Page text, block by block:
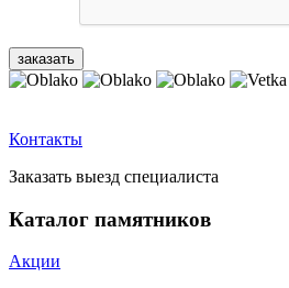
Контакты
Заказать выезд специалиста
Каталог памятников
Акции